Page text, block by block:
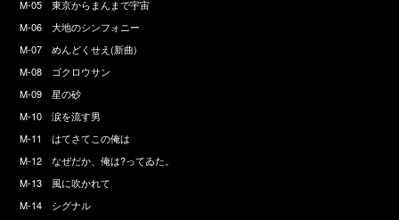
M-05 東京からまんまで宇宙
M-06 大地のシンフォニー
M-07 めんどくせえ(新曲)
M-08 ゴクロウサン
M-09 星の砂
M-10 涙を流す男
M-11 はてさてこの俺は
M-12 なぜだか、俺は?ってゐた。
M-13 風に吹かれて
M-14 シグナル